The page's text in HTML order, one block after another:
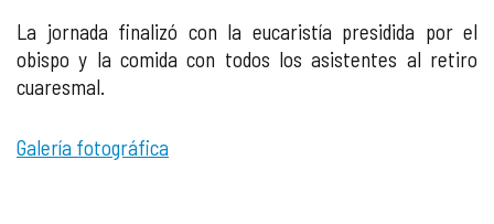
La jornada finalizó con la eucaristía presidida por el
obispo y la comida con todos los asistentes al retiro
cuaresmal.
Galería fotográfica